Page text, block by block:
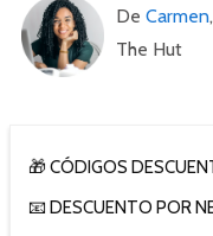
De Carmen
The Hut
🎁 CÓDIGOS
📧 DESCUENTO POR